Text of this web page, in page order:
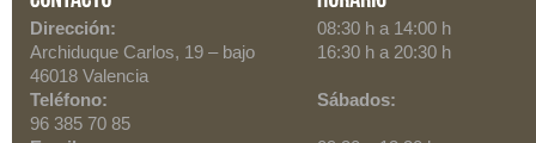
Dirección:
Archiduque Carlos, 19 – bajo
46018 Valencia
Teléfono:
96 385 70 85
08:30 h a 14:00 h
16:30 h a 20:30 h
Sábados: